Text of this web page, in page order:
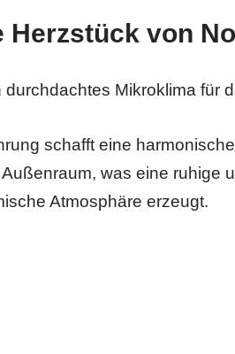
Herzstück von
Mikroklima für
schafft eine
was eine ruhige
Atmosphäre erzeugt.